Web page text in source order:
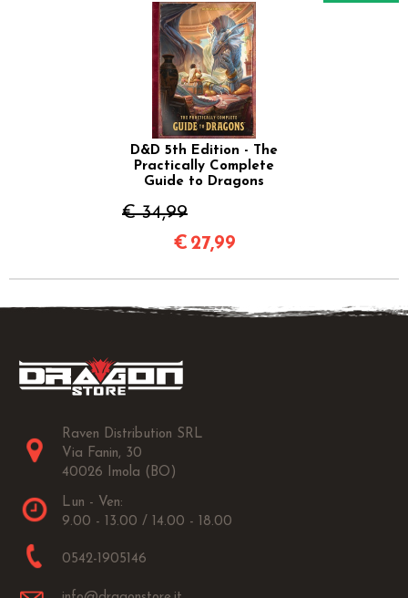
D&D 5th Edition - The
Practically Complete
Guide to Dragons
€ 34,99
€ 27,99
Raven Distribution SRL
Via Fanin, 30
40026 Imola (BO)
Lun - Ven:
9.00 - 13.00 / 14.00 - 18.00
0542-1905146